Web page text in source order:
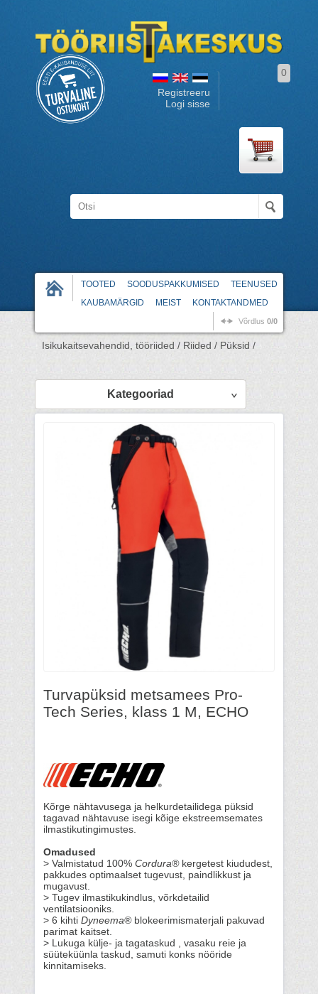
Registreeru
Logi sisse
0
TOOTED SOODUSPAKKUMISED
TEENUSED
KAUBAMÄRGID
MEIST KONTAKTANDMED
Võrdlus 0/0
Isikukaitsevahendid, tööriided / Riided / Püksid /
Kategooriad
Turvapüksid metsamees Pro-
Tech Series, klass 1 M, ECHO
Kõrge nähtavusega ja helkurdetailidega püksid
tagavad nähtavuse isegi kõige ekstreemsemates
ilmastikutingimustes.
Omadused
> Valmistatud 100% Cordura®kergetest kiududest,
pakkudes optimaalset tugevust, paindlikkust ja
mugavust.
> Tugev ilmastikukindlus, võrkdetailid
ventilatsiooniks.
> 6 kihti Dyneema®blokeerimismaterjali pakuvad
parimat kaitset.
> Lukuga külje- ja tagataskud , vasaku reie ja
süüteküünla taskud, samuti konks nööride
kinnitamiseks.